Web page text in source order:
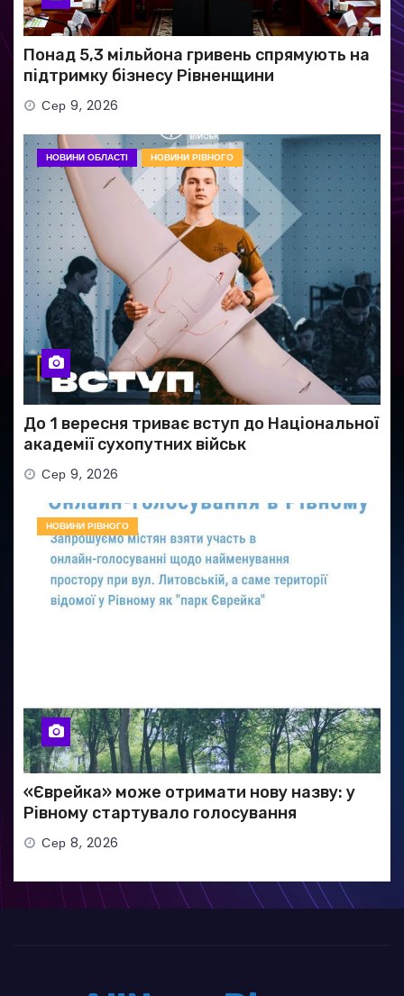
Понад 5,3 мільйона гривень спрямують на
підтримку бізнесу Рівненщини
Сер 9, 2026
НОВИНИ ОБЛАСТІ НОВИНИ РІВНОГО
До 1 вересня триває вступ до Національної
академії сухопутних військ
Сер 9, 2026
НОВИНИ РІВНОГО
«Єврейка» може отримати нову назву: у
Рівному стартувало голосування
Сер 8, 2026